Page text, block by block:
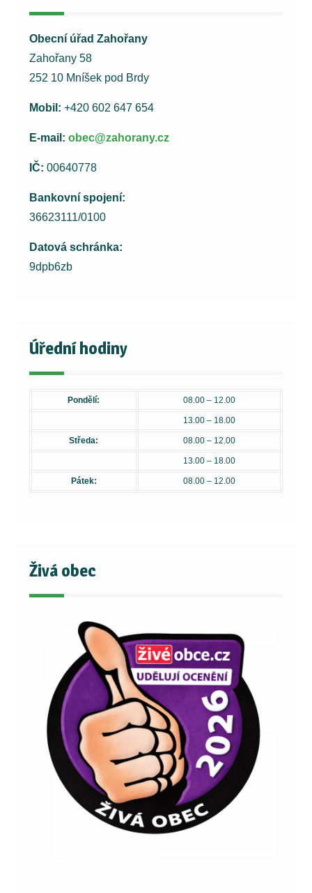
Obecní úřad Zahořany
Zahořany 58
252 10 Mníšek pod Brdy
Mobil: +420 602 647 654
E-mail: obec@zahorany.cz
IČ: 00640778
Bankovní spojení:
36623111/0100
Datová schránka:
9dpb6zb
Úřední hodiny
Pondělí: 08.00 – 12.00
13.00 – 18.00
Středa: 08.00 – 12.00
13.00 – 18.00
Pátek: 08.00 – 12.00
Živá obec